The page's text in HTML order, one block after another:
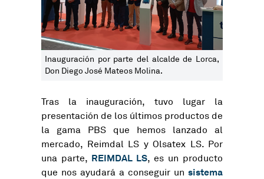
Inauguración por parte del alcalde de Lorca,
Don Diego José Mateos Molina.
Tras la inauguración, tuvo lugar la
presentación de los últimos productos de
la gama PBS que hemos lanzado al
mercado, Reimdal LS y Olsatex LS. Por
una parte, REIMDAL LS, es un producto
que nos ayudará a conseguir un sistema